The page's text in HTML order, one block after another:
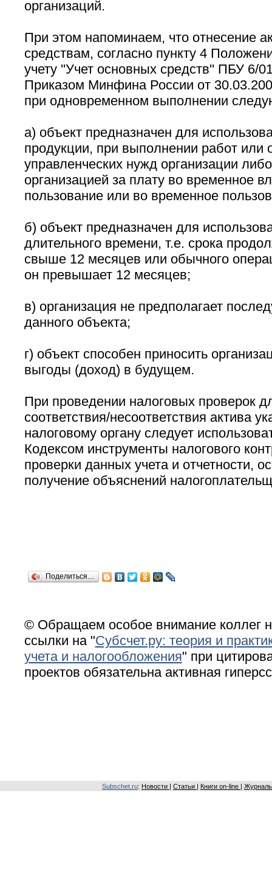
организаций.
При этом напоминаем, что отнесение
средствам, согласно пункту 4
учету ''Учет основных средств'' ПБУ 6/
Приказом Минфина России от
при одновременном выполнении
а) объект предназначен для
продукции, при выполнении работ или
управленческих нужд организации
организацией за плату во временное
пользование или во временное
б) объект предназначен для
длительного времени, т.е. срока
свыше 12 месяцев или обычного
он превышает 12 месяцев;
в) организация не предполагает
данного объекта;
г) объект способен приносить
выгоды (доход) в будущем.
При проведении налоговых проверок
соответствия/несоответствия актива
налоговому органу следует
Кодексом инструменты налогового
проверки данных учета и отчетности,
получение объяснений
Поделиться…
© Обращаем особое внимание коллег
ссылки на "Субсчет.ру: теория и
учета и налогообложения" при
проектов обязательна активная
Subschet.ru: Новости Статьи Книги on-line